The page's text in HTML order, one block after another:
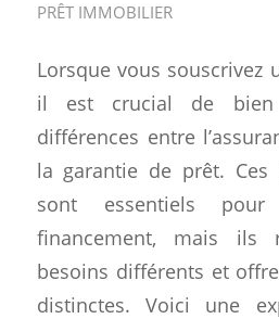
PRÊT IMMOBILIER
Lorsque vous souscrivez
il est crucial de bien
différences entre
la garantie de prêt. Ces
sont essentiels
financement, mais ils
besoins différents et
distinctes. Voici une